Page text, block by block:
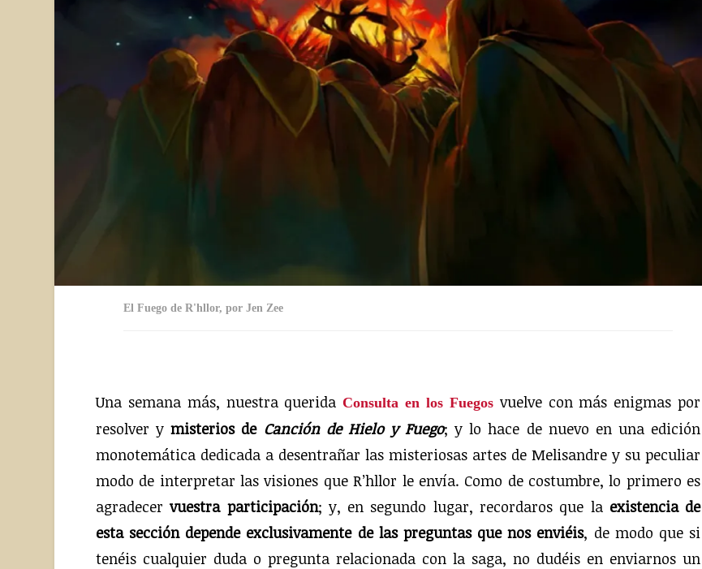
El Fuego de R'hllor, por Jen Zee
Una semana más, nuestra querida Consulta en los Fuegosvuelve con más enigmas por
resolver ymisterios de Canción de Hielo y Fuego; y lo hace de nuevo en una edición
monotemática dedicada a desentrañar las misteriosas artes de Melisandre y su peculiar
modo de interpretar las visiones que R’hllor le envía. Como de costumbre, lo primero es
agradecervuestra participación; y, en segundo lugar, recordaros que la existencia de
esta sección depende exclusivamente de las preguntas que nos enviéis, de modo que si
tenéis cualquier duda o pregunta relacionada con la saga, no dudéis en enviarnos un